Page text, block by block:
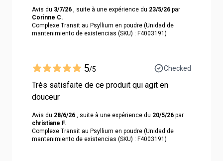
Avis du 3/7/26 , suite à une expérience du 23/5/26 par
Corinne C.
Complexe Transit au Psyllium en poudre (Unidad de
mantenimiento de existencias (SKU) : F4003191)
5/5 Checked
Très satisfaite de ce produit qui agit en
douceur
Avis du 28/6/26 , suite à une expérience du 20/5/26 par
christiane F.
Complexe Transit au Psyllium en poudre (Unidad de
mantenimiento de existencias (SKU) : F4003191)